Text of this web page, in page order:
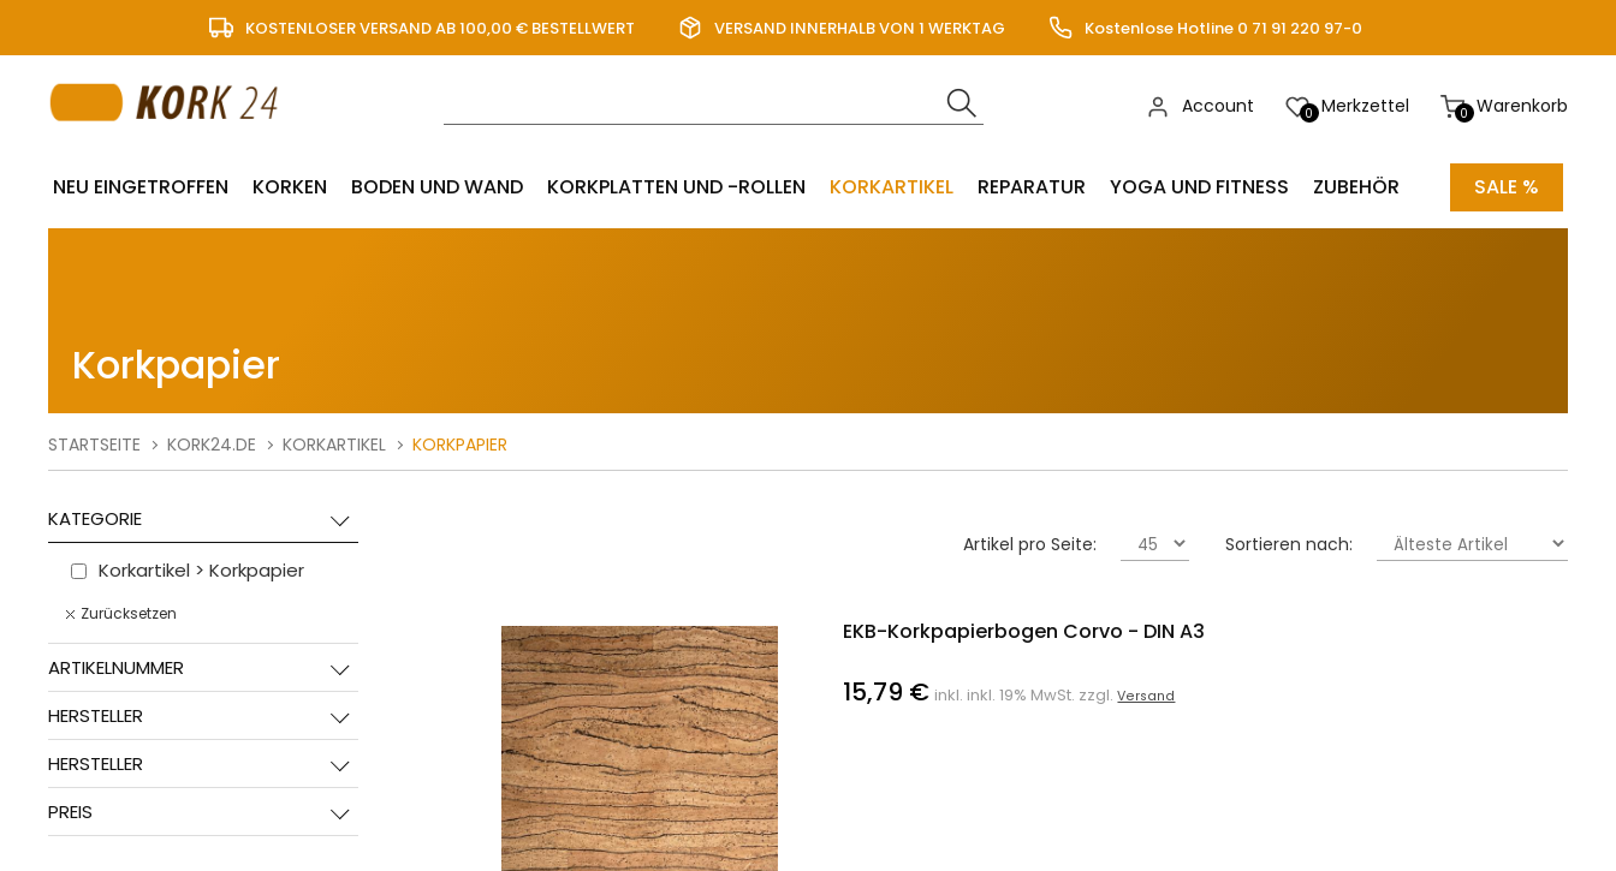
KOSTENLOSER VERSAND AB 100,00 € BESTELLWERT VERSAND INNERHALB VON 1 WERKTAG Kostenlose Hotline 0 71 91 220 97-0
0 Warenkorb
0 Merkzettel
Account
NEU EINGETROFFEN KORKEN BODEN UND WAND KORKPLATTEN UND -ROLLEN KORKARTIKEL REPARATUR YOGA UND FITNESS ZUBEHÖR SALE %
Korkpapier
STARTSEITE KORK24.DE KORKARTIKEL KORKPAPIER
KATEGORIE
Korkartikel > Korkpapier
Zurücksetzen
ARTIKELNUMMER
HERSTELLER
HERSTELLER
PREIS
Sortieren nach:
Artikel pro Seite:
EKB-Korkpapierbogen Corvo - DIN A3
15,79 € inkl. inkl. 19% MwSt. zzgl.Versand